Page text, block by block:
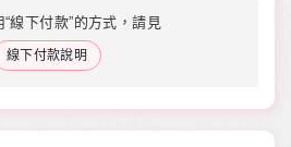
線下付款”的方式，請見
線下付款說明